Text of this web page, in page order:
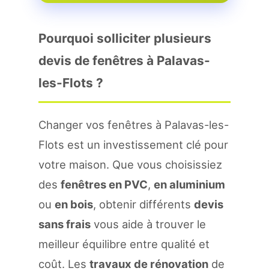
Pourquoi solliciter plusieurs
devis de fenêtres à Palavas-
les-Flots ?
Changer vos fenêtres à Palavas-les-
Flots est un investissement clé pour
votre maison. Que vous choisissiez
des fenêtres en PVC, en aluminium
ou en bois, obtenir différents devis
sans frais vous aide à trouver le
meilleur équilibre entre qualité et
coût. Les travaux de rénovation de